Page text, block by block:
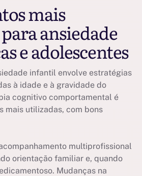
mais
ansiedade
e adolescentes
infantil envolve estratégias
à idade e à gravidade do
cognitivo comportamental é
mais utilizadas, com bons
multiprofissional
orientação familiar e, quando
Mudanças na